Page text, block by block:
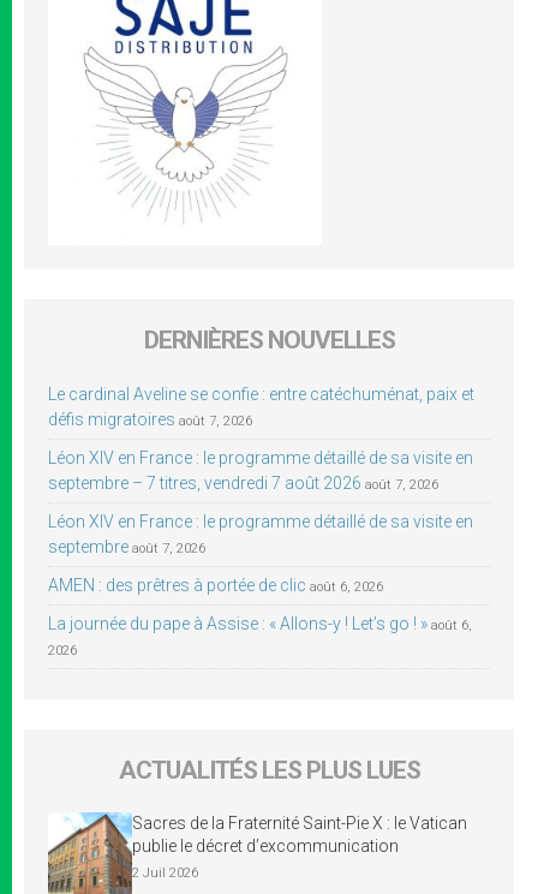
DERNIÈRES NOUVELLES
Le cardinal Aveline se confie : entre catéchuménat, paix et
défis migratoires août 7, 2026
Léon XIV en France : le programme détaillé de sa visite en
septembre – 7 titres, vendredi 7 août 2026 août 7, 2026
Léon XIV en France : le programme détaillé de sa visite en
septembre août 7, 2026
AMEN : des prêtres à portée de clic août 6, 2026
La journée du pape à Assise : « Allons-y ! Let’s go ! » août 6,
2026
ACTUALITÉS LES PLUS LUES
Sacres de la Fraternité Saint-Pie X : le Vatican
publie le décret d’excommunication
2 Juil 2026